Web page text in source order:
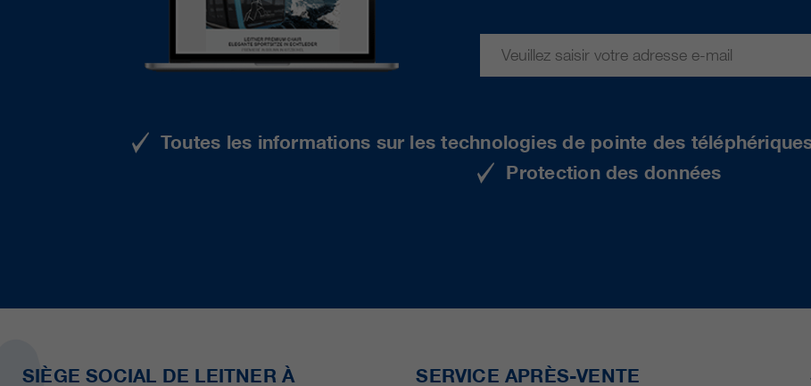
Toutes les informations sur les technologies de pointe des
Protection des données
SIÈGE SOCIAL DE LEITNER À
SERVICE APRÈS-VENTE